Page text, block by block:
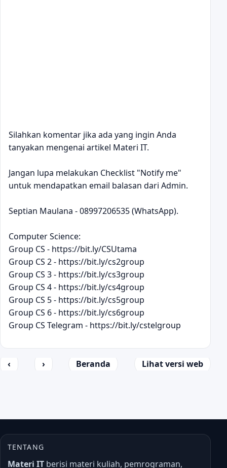
Silahkan komentar jika ada yang ingin Anda
tanyakan mengenai artikel Materi IT.
Jangan lupa melakukan Checklist "Notify me"
untuk mendapatkan email balasan dari Admin.
Septian Maulana - 08997206535 (WhatsApp).
Computer Science:
Group CS - https://bit.ly/CSUtama
Group CS 2 - https://bit.ly/cs2group
Group CS 3 - https://bit.ly/cs3group
Group CS 4 - https://bit.ly/cs4group
Group CS 5 - https://bit.ly/cs5group
Group CS 6 - https://bit.ly/cs6group
Group CS Telegram - https://bit.ly/cstelgroup
‹ › Beranda Lihat versi web
TENTANG
Materi IT berisi materi kuliah, pemrograman,